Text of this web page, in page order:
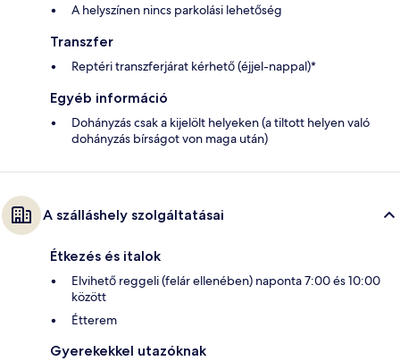
A helyszínen nincs parkolási lehetőség
Transzfer
Reptéri transzferjárat kérhető (éjjel-nappal)*
Egyéb információ
Dohányzás csak a kijelölt helyeken (a tiltott helyen való
dohányzás bírságot von maga után)
A szálláshely szolgáltatásai
Étkezés és italok
Elvihető reggeli (felár ellenében) naponta 7:00 és 10:00
között
Étterem
Gyerekekkel utazóknak